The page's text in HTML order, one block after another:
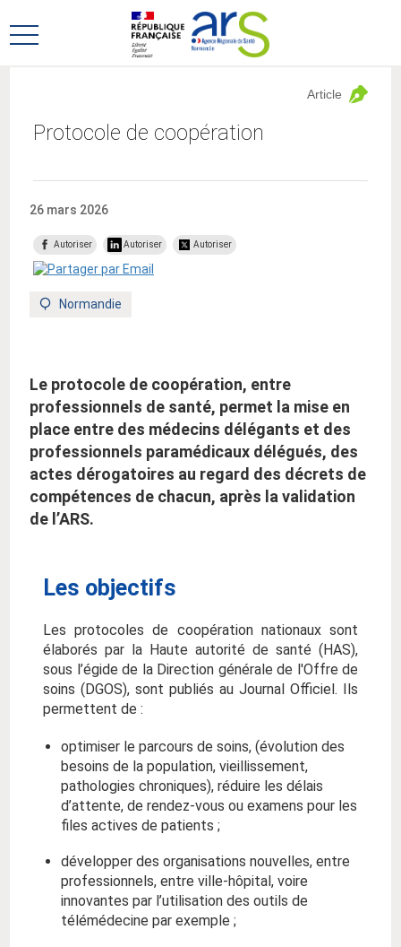
au
menu
au
contenu
Ouvrir
Protocole de coopération
Article
26 mars 2026
Autoriser Autoriser Autoriser
Territoire
Normandie
Le protocole de coopération, entre
professionnels de santé, permet la mise en
place entre des médecins délégants et des
professionnels paramédicaux délégués, des
actes dérogatoires au regard des décrets de
compétences de chacun, après la validation
de l’ARS.
Les objectifs
Les protocoles de coopération nationaux sont
élaborés par la Haute autorité de santé (HAS),
sous l’égide de la Direction générale de l'Offre de
soins (DGOS), sont publiés au Journal Officiel. Ils
permettent de :
optimiser le parcours de soins, (évolution des
besoins de la population, vieillissement,
pathologies chroniques), réduire les délais
d’attente, de rendez-vous ou examens pour les
files actives de patients ;
développer des organisations nouvelles, entre
professionnels, entre ville-hôpital, voire
innovantes par l’utilisation des outils de
télémédecine par exemple ;